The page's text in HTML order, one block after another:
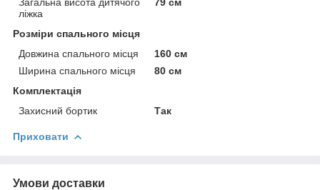
ліжка
Розміри спального місця
Довжина спального місця
160 см
Ширина спального місця
80 см
Комплектація
Захисний бортик
Так
Приховати
Умови доставки